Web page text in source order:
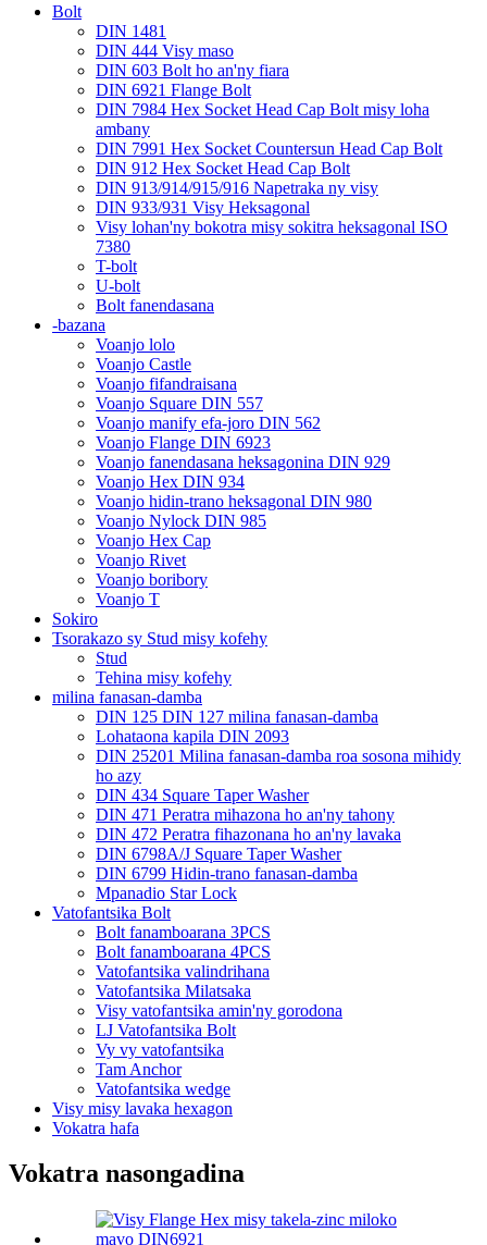
Bolt
DIN 1481
DIN 444 Visy maso
DIN 603 Bolt ho an'ny fiara
DIN 6921 Flange Bolt
DIN 7984 Hex Socket Head Cap Bolt misy loha
ambany
DIN 7991 Hex Socket Countersun Head Cap Bolt
DIN 912 Hex Socket Head Cap Bolt
DIN 913/914/915/916 Napetraka ny visy
DIN 933/931 Visy Heksagonal
Visy lohan'ny bokotra misy sokitra heksagonal ISO
7380
T-bolt
U-bolt
Bolt fanendasana
-bazana
Voanjo lolo
Voanjo Castle
Voanjo fifandraisana
Voanjo Square DIN 557
Voanjo manify efa-joro DIN 562
Voanjo Flange DIN 6923
Voanjo fanendasana heksagonina DIN 929
Voanjo Hex DIN 934
Voanjo hidin-trano heksagonal DIN 980
Voanjo Nylock DIN 985
Voanjo Hex Cap
Voanjo Rivet
Voanjo boribory
Voanjo T
Sokiro
Tsorakazo sy Stud misy kofehy
Stud
Tehina misy kofehy
milina fanasan-damba
DIN 125 DIN 127 milina fanasan-damba
Lohataona kapila DIN 2093
DIN 25201 Milina fanasan-damba roa sosona mihidy
ho azy
DIN 434 Square Taper Washer
DIN 471 Peratra mihazona ho an'ny tahony
DIN 472 Peratra fihazonana ho an'ny lavaka
DIN 6798A/J Square Taper Washer
DIN 6799 Hidin-trano fanasan-damba
Mpanadio Star Lock
Vatofantsika Bolt
Bolt fanamboarana 3PCS
Bolt fanamboarana 4PCS
Vatofantsika valindrihana
Vatofantsika Milatsaka
Visy vatofantsika amin'ny gorodona
LJ Vatofantsika Bolt
Vy vy vatofantsika
Tam Anchor
Vatofantsika wedge
Visy misy lavaka hexagon
Vokatra hafa
Vokatra nasongadina